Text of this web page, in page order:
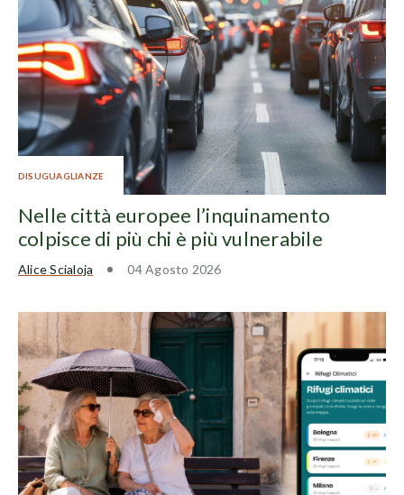
DISUGUAGLIANZE
Nelle città europee l’inquinamento
colpisce di più chi è più vulnerabile
Alice Scialoja 04 Agosto 2026